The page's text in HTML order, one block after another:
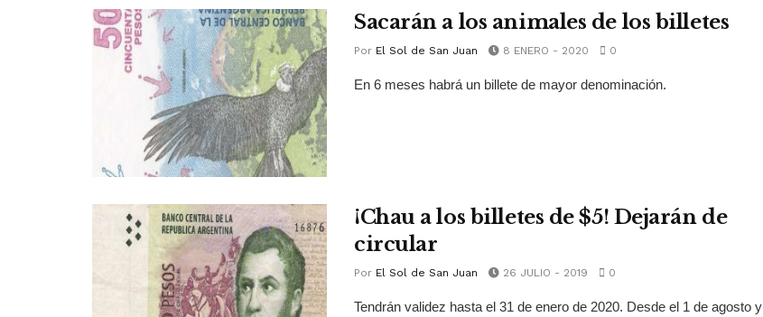
Sacarán a los animales de los billetes
Por El Sol de San Juan 8 ENERO - 2020 0
En 6 meses habrá un billete de mayor denominación.
¡Chau a los billetes de $5! Dejarán de
circular
Por El Sol de San Juan 26 JULIO - 2019 0
Tendrán validez hasta el 31 de enero de 2020. Desde el 1 de agosto y